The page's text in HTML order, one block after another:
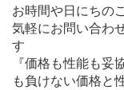
お時間や日にちの
気軽にお問い合わ
す
『価格も性能も
も負けない価格と